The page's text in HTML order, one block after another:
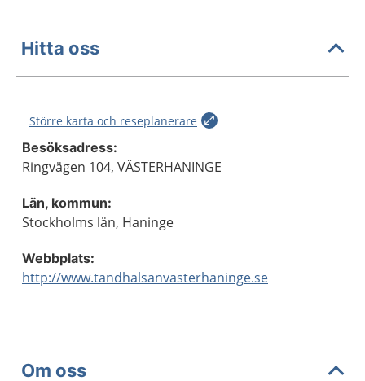
Hitta oss
Större karta och reseplanerare
Besöksadress:
Ringvägen 104, VÄSTERHANINGE
Län, kommun:
Stockholms län, Haninge
Webbplats:
http://www.tandhalsanvasterhaninge.se
Om oss